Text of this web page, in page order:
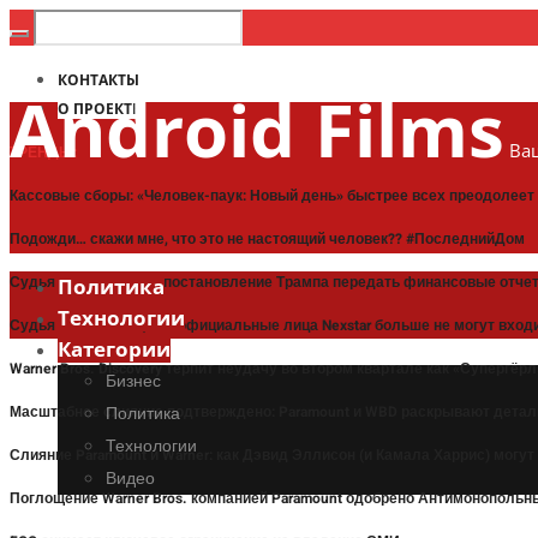
КОНТАКТЫ
О ПРОЕКТЕ
ТРЕНДЫ:
Кассовые сборы: «Человек-паук: Новый день» быстрее всех
Подожди… скажи мне, что это не настоящий человек?? #ПоследнийДом
Судья приостановил постановление Трампа передать финансовые
Судья постановил, что официальные лица Nexstar больше не могут
Warner Bros. Discovery терпит неудачу во втором квартале как
Масштабное слияние подтверждено: Paramount и WBD раскрывают
Слияние Paramount и Warner: как Дэвид Эллисон (и Камала Харрис) могут
Поглощение Warner Bros. компанией Paramount одобрено
Android Films
Политика
Технологии
Категории
Бизнес
Политика
Технологии
Видео